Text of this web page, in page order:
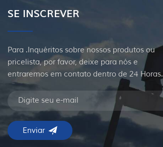
SE INSCREVER
Para .Inquéritos sobre nossos produtos ou
pricelista, por favor, deixe para nós e
entraremos em contato dentro de 24 Horas.